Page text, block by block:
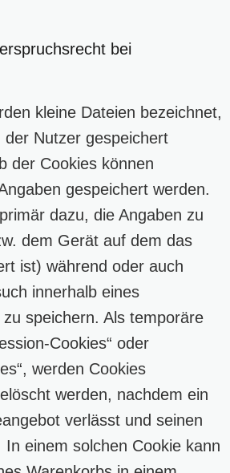
bei
kleine Dateien bezeichnet,
Nutzer gespeichert
der Cookies können
gespeichert werden.
dazu, die Angaben zu
dem Gerät auf dem das
ist) während oder auch
innerhalb eines
speichern. Als temporäre
Cookies“ oder
werden Cookies
werden, nachdem ein
verlässt und seinen
einem solchen Cookie kann